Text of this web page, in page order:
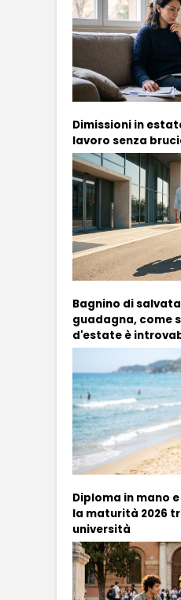
Dimissioni in
lavoro senza
Bagnino di
guadagna, come
d'estate è
Diploma in mano
la maturità 2026
università